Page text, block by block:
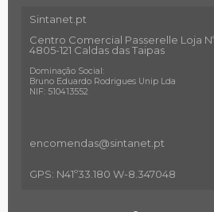
Sintanet.pt
Centro Comercial Passerelle Loja
4805-121 Caldas das Taipas
Dominação Social:
Bruno Eduardo Rodrigues Unip Lda
NIF: 510413552
encomendas@sintanet .pt
GPS: N41º33.180 W-8.347048